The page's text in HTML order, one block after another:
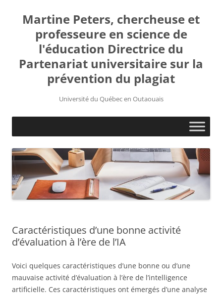
Martine Peters, chercheuse et
professeure en science de
l'éducation Directrice du
Partenariat universitaire sur la
prévention du plagiat
Université du Québec en Outaouais
Aller
Caractéristiques d’une bonne activité
d’évaluation à l’ère de l’IA
Voici quelques caractéristiques d’une bonne ou d’une
mauvaise activité d’évaluation à l’ère de l’intelligence
artificielle. Ces caractéristiques ont émergés d’une analyse